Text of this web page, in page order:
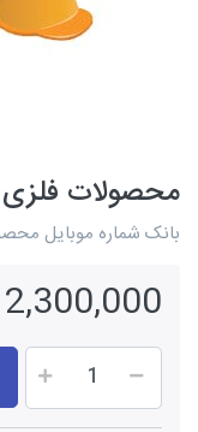
محصولات
بانک شماره موبایل
2,300,000 ریال